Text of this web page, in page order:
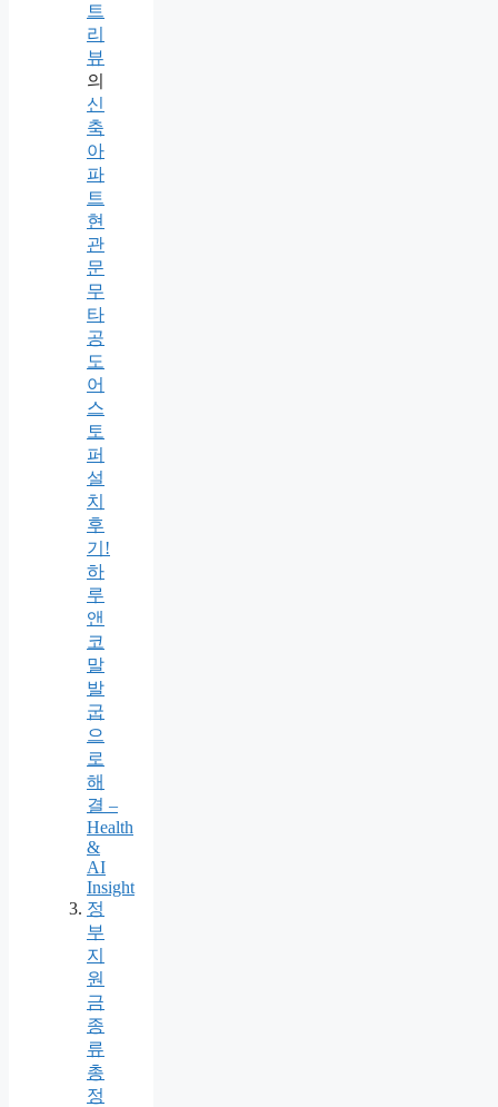
트
리
뷰
의
신
축
아
파
트
현
관
문
무
타
공
도
어
스
토
퍼
설
치
후
기!
하
루
앤
코
말
발
굽
으
로
해
결 –
Health
&
AI
Insight
정
부
지
원
금
종
류
총
정